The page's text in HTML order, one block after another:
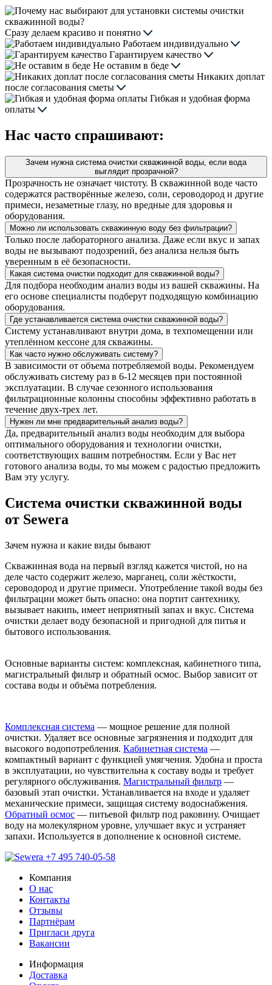
Сразу делаем красиво и понятно
Работаем индивидуально
Гарантируем качество
Не оставим в беде
Никаких доплат
после согласования сметы
Гибкая и удобная форма
оплаты
Нас часто спрашивают:
Зачем нужна система очистки скважинной воды, если вода
выглядит прозрачной?
Прозрачность не означает чистоту. В скважинной воде часто
содержатся растворённые железо, соли, сероводород и другие
примеси, незаметные глазу, но вредные для здоровья и
оборудования.
Можно ли использовать скважинную воду без фильтрации?
Только после лабораторного анализа. Даже если вкус и запах
воды не вызывают подозрений, без анализа нельзя быть
уверенным в её безопасности.
Какая система очистки подходит для скважинной воды?
Для подбора необходим анализ воды из вашей скважины. На
его основе специалисты подберут подходящую комбинацию
оборудования.
Где устанавливается система очистки скважинной воды?
Систему устанавливают внутри дома, в техпомещении или
утеплённом кессоне для скважины.
Как часто нужно обслуживать систему?
В зависимости от объема потребляемой воды. Рекомендуем
обслуживать систему раз в 6-12 месяцев при постоянной
эксплуатации. В случае сезонного использования
фильтрационные колонны способны эффективно работать в
течение двух-трех лет.
Нужен ли мне предварительный анализ воды?
Да, предварительный анализ воды необходим для выбора
оптимального оборудования и технологии очистки,
соответствующих вашим потребностям. Если у Вас нет
готового анализа воды, то мы можем с радостью предложить
Вам эту услугу.
Система очистки скважинной воды
от Sewera
Зачем нужна и какие виды бывают
Скважинная вода на первый взгляд кажется чистой, но на
деле часто содержит железо, марганец, соли жёсткости,
сероводород и другие примеси. Употребление такой воды без
фильтрации может быть опасно: она портит сантехнику,
вызывает накипь, имеет неприятный запах и вкус. Система
очистки делает воду безопасной и пригодной для питья и
бытового использования.
Основные варианты систем: комплексная, кабинетного типа,
магистральный фильтр и обратный осмос. Выбор зависит от
состава воды и объёма потребления.
Комплексная система — мощное решение для полной
очистки. Удаляет все основные загрязнения и подходит для
высокого водопотребления. Кабинетная система —
компактный вариант с функцией умягчения. Удобна и проста
в эксплуатации, но чувствительна к составу воды и требует
регулярного обслуживания. Магистральный фильтр —
базовый этап очистки. Устанавливается на входе и удаляет
механические примеси, защищая систему водоснабжения.
Обратный осмос — питьевой фильтр под раковину. Очищает
воду на молекулярном уровне, улучшает вкус и устраняет
запахи. Используется в дополнение к основной системе.
+7 495 740-05-58
Компания
О нас
Контакты
Отзывы
Партнёрам
Пригласи друга
Вакансии
Информация
Доставка